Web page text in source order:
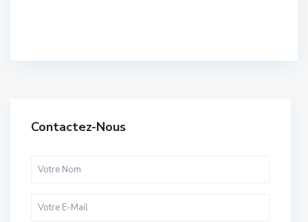
Contactez-Nous